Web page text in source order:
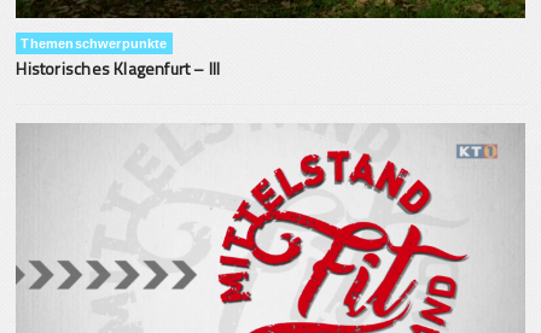
Themenschwerpunkte
Historisches Klagenfurt – III